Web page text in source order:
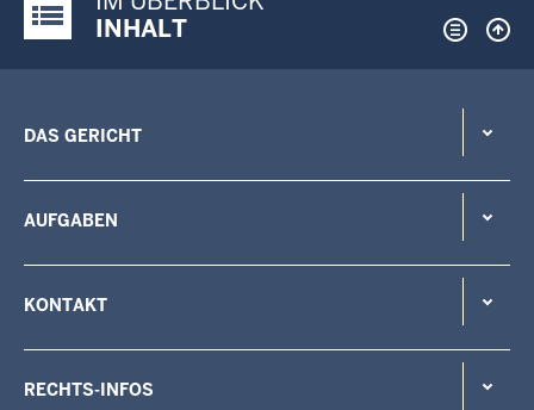
Justiz-Portal im Überblick:
INHALT
DAS GERICHT
AUFGABEN
KONTAKT
RECHTS-INFOS